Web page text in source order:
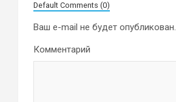
Default Comments (0)
Ваш e-mail не будет опубликован.
Комментарий